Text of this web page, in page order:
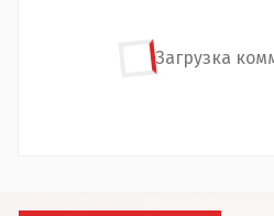
Загрузка